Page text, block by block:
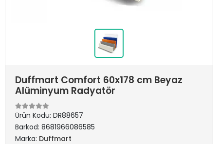
Duffmart Comfort 60x178 cm Beyaz
Alüminyum Radyatör
Ürün Kodu: DR88657
Barkod: 8681966086585
Marka: Duffmart